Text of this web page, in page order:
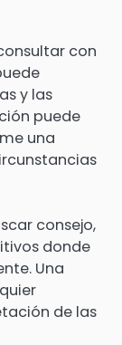
con
y las
puede
una
consejo,
donde
Una
de las